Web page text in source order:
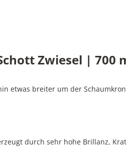
Zwiesel | 700
etwas breiter um der
durch sehr hohe Brillanz,